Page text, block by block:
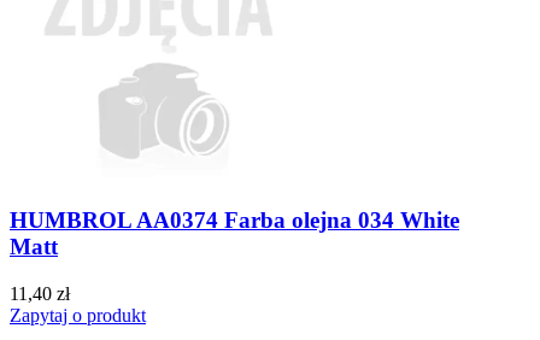
HUMBROL AA0374 Farba olejna 034 White
Matt
11,40 zł
Zapytaj o produkt